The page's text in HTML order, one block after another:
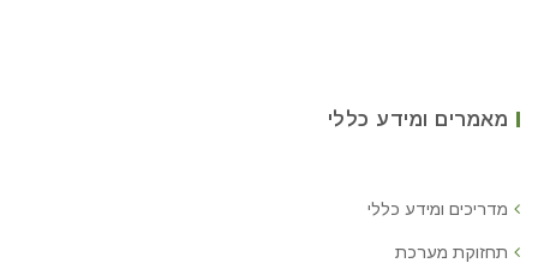
מאמרים ומידע כללי
מדריכים ומידע כללי
תחזוקת מערכת